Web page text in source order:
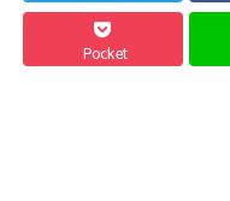
Pocket